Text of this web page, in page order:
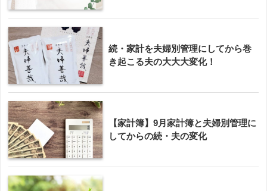
続・家計を夫婦別管理にしてから巻
き起こる夫の大大大変化！
【家計簿】9月家計簿と夫婦別管理に
してからの続・夫の変化